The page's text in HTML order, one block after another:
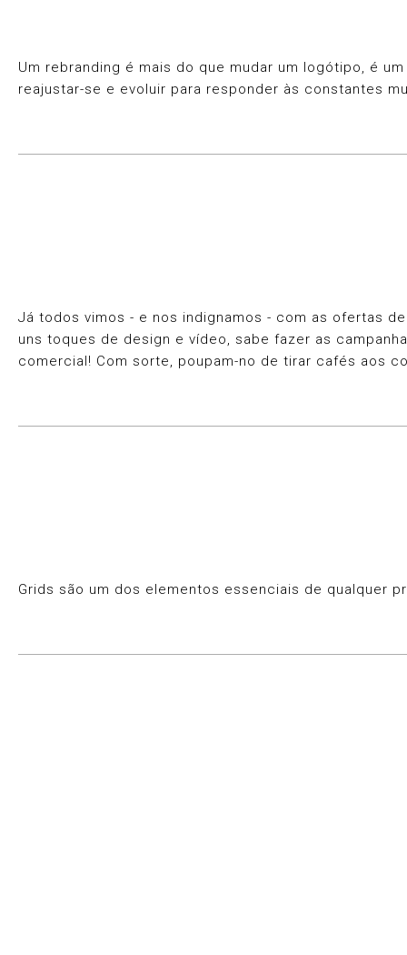
Um rebranding é mais do que mudar um logótipo, é
reajustar-se e evoluir para responder às constantes
Já todos vimos - e nos indignamos - com as ofertas
uns toques de design e vídeo, sabe fazer as
comercial! Com sorte, poupam-no de tirar cafés aos
Grids são um dos elementos essenciais de qualquer